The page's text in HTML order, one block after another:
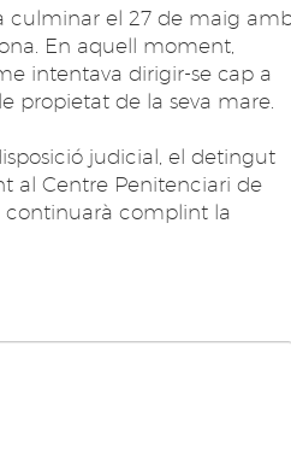
culminar el 27 de maig
En aquell moment,
intentava dirigir-se cap a
propietat de la seva mare.
judicial, el detingut
al Centre Penitenciari de
continuarà complint la